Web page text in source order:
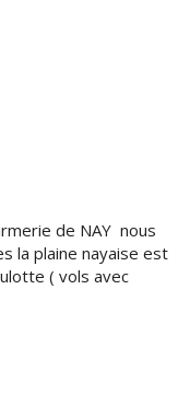
de NAY nous
la plaine nayaise est
( vols avec